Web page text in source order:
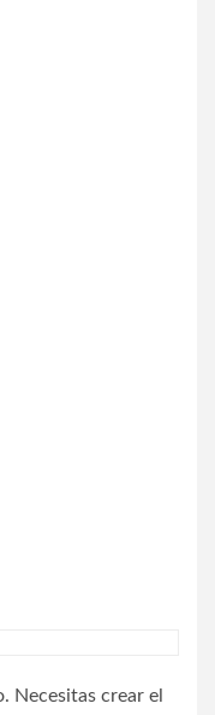
Necesitas crear el